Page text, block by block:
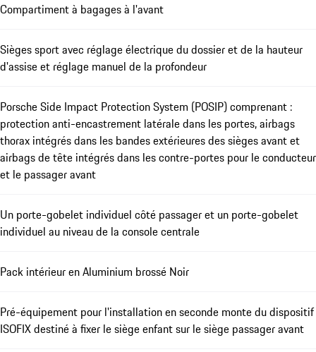
Compartiment à bagages à l'avant
Sièges sport avec réglage électrique du dossier et de la hauteur
d'assise et réglage manuel de la profondeur
Porsche Side Impact Protection System (POSIP) comprenant :
protection anti-encastrement latérale dans les portes, airbags
thorax intégrés dans les bandes extérieures des sièges avant et
airbags de tête intégrés dans les contre-portes pour le conducteur
et le passager avant
Un porte-gobelet individuel côté passager et un porte-gobelet
individuel au niveau de la console centrale
Pack intérieur en Aluminium brossé Noir
Pré-équipement pour l'installation en seconde monte du dispositif
ISOFIX destiné à fixer le siège enfant sur le siège passager avant